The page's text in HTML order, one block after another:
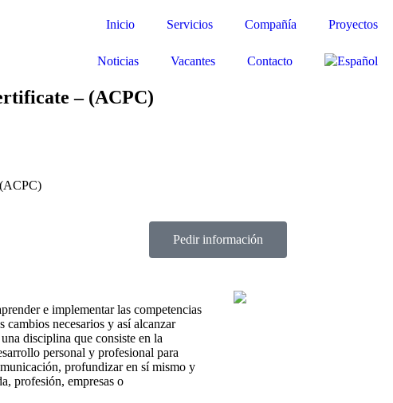
Inicio Servicios Compañía Proyectos
Noticias Vacantes Contacto
– (ACPC)
Pedir información
e implementar las competencias
necesarios y así alcanzar
disciplina que consiste en la
personal y profesional para
profundizar en sí mismo y
profesión, empresas o